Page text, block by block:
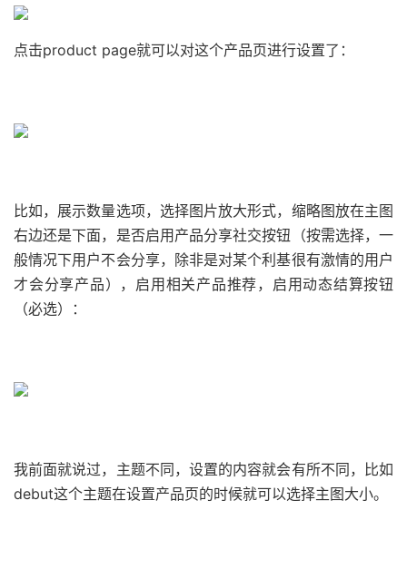
点击product page就可以对这个产品页进行设置了：
比如，展示数量选项，选择图片放大形式，缩略图放在主图
右边还是下面，是否启用产品分享社交按钮（按需选择，一
般情况下用户不会分享，除非是对某个利基很有激情的用户
才会分享产品），启用相关产品推荐，启用动态结算按钮
（必选）：
我前面就说过，主题不同，设置的内容就会有所不同，比如
debut这个主题在设置产品页的时候就可以选择主图大小。